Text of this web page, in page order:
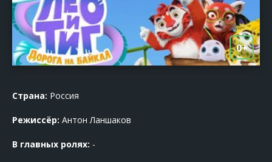
0+
Страна: Россия
Режиссёр: Антон Ланшаков
В главных ролях: -